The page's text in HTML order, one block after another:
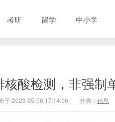
考研 留学 中小学
酸检测，非强制
于 2023-05-06 17:14:06 分类： 信息